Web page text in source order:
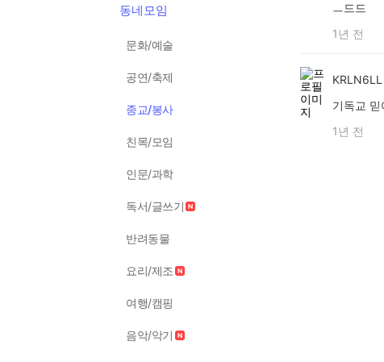
동네모임
문화/예술
공연/축제
종교/봉사
친목/모임
인문/과학
독서/글쓰기
반려동물
요리/제조
여행/캠핑
음악/악기
ㅡ드드
1년 전
KRLN6LL
기독교
1년 전